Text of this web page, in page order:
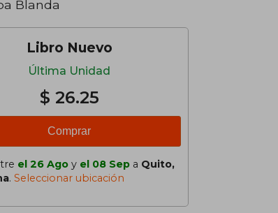
Blanda
Libro Nuevo
Última Unidad
$ 26.25
Comprar
el 26 Ago y el 08 Sep a Quito,
. Seleccionar ubicación